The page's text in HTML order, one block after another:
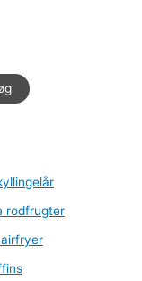
rodfrugter